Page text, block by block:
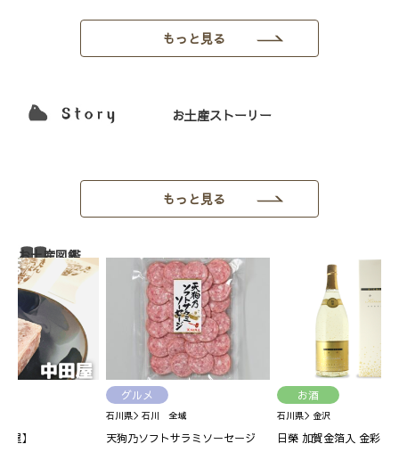
もっと見る
お土産ストーリー
もっと見る
お土産図鑑
屋】
グルメ
石川県＞石川 全域
天狗乃ソフトサラミソーセージ
お酒
石川県＞金沢
日榮 加賀金箔入 金彩【